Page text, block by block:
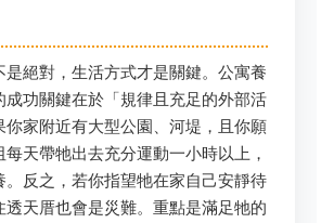
是絕對，生活方式才是關鍵。公寓養
成功關鍵在於「規律且充足的外部活
你家附近有大型公園、河堤，且你願
天帶牠出去充分運動一小時以上，
。反之，若你指望牠在家自己安靜待
透天厝也會是災難。重點是滿足牠的